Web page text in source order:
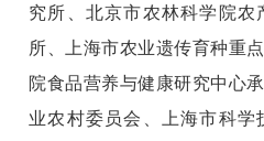
究所、北京市农林科学院农
所、上海市农业遗传育种重
院食品营养与健康研究中心
业农村委员会、上海市科学